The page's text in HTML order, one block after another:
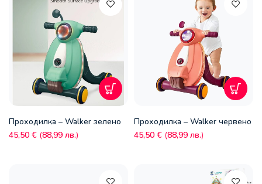
Проходилка – Walker зелено
45,50 € (88,99 лв.)
Проходилка – Walker червено
45,50 € (88,99 лв.)